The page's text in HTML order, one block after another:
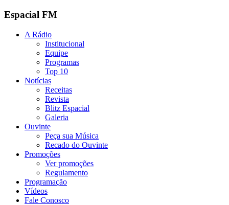
Espacial FM
A Rádio
Institucional
Equipe
Programas
Top 10
Notícias
Receitas
Revista
Blitz Espacial
Galeria
Ouvinte
Peça sua Música
Recado do Ouvinte
Promoções
Ver promoções
Regulamento
Programação
Vídeos
Fale Conosco